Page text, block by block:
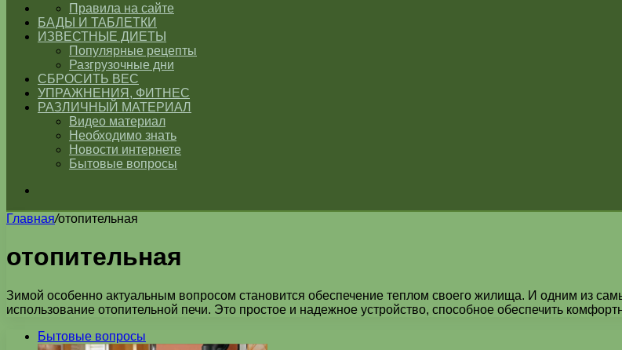
ГЛАВНАЯПравила на сайте
БАДЫ И ТАБЛЕТКИ
ИЗВЕСТНЫЕ ДИЕТЫ
Популярные рецепты
Разгрузочные дни
СБРОСИТЬ ВЕС
УПРАЖНЕНИЯ, ФИТНЕС
РАЗЛИЧНЫЙ МАТЕРИАЛ
Видео материал
Необходимо знать
Новости интернете
Бытовые вопросы
Главная/отопительная
отопительная
Зимой особенно актуальным вопросом становится обеспечение теплом своего жилища. И одним из
использование отопительной печи. Это простое и надежное устройство, способное обеспечить
Бытовые вопросы